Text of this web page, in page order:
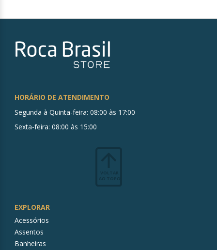
HORÁRIO DE ATENDIMENTO
Segunda à Quinta-feira: 08:00 às 17:00
Sexta-feira: 08:00 às 15:00
EXPLORAR
Acessórios
Assentos
Banheiras